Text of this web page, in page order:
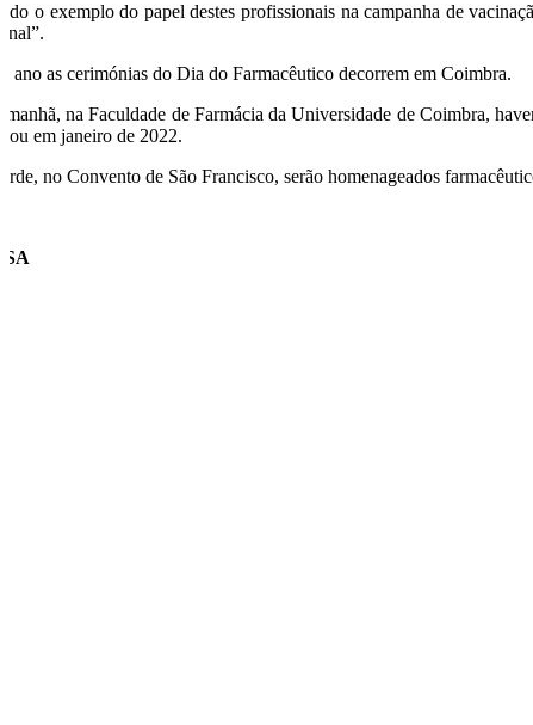
o exemplo do papel destes profissionais na campanha de
ano as cerimónias do Dia do Farmacêutico decorrem em Coimbra.
manhã, na Faculdade de Farmácia da Universidade de Coimbra,
em janeiro de 2022.
no Convento de São Francisco, serão homenageados